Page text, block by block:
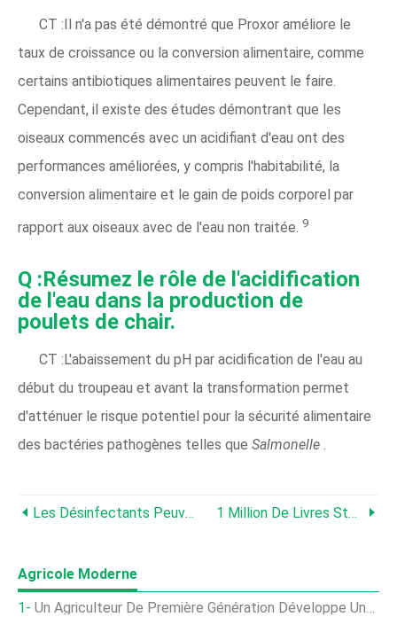
CT :Il n'a pas été démontré que Proxor améliore le
taux de croissance ou la conversion alimentaire, comme
certains antibiotiques alimentaires peuvent le faire.
Cependant, il existe des études démontrant que les
oiseaux commencés avec un acidifiant d'eau ont des
performances améliorées, y compris l'habitabilité, la
conversion alimentaire et le gain de poids corporel par
rapport aux oiseaux avec de l'eau non traitée. 9
Q :Résumez le rôle de l'acidification
de l'eau dans la production de
poulets de chair.
CT :L'abaissement du pH par acidification de l'eau au
début du troupeau et avant la transformation permet
d'atténuer le risque potentiel pour la sécurité alimentaire
des bactéries pathogènes telles que Salmonelle .
Les Désinfectants Peuvent Endommager Le Métal 1 Million De Livres Sterling Pour Soutenir La Transition Du Royaume-Uni Vers Le Futur Système Agricole
Agricole Moderne
Un Agriculteur De Première Génération Développe Une Entreprise Agricole De Niche Pendant Une Année De Pandémie